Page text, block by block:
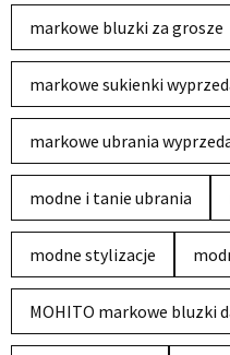
markowe bluzki za grosze
markowe sukienki
markowe ubrania
modne i tanie ubrania
modne stylizacje
MOHITO markowe bluzki